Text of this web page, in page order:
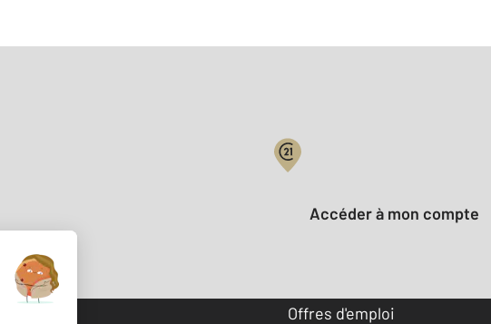
Votre compte :
Accéder à mon compte
Offres d'emploi